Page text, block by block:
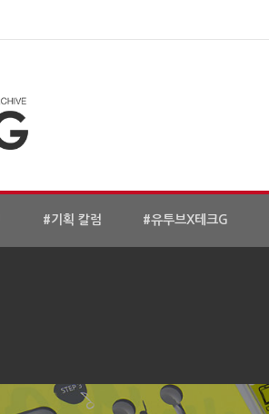
#기획 칼럼 #유투브X테크G